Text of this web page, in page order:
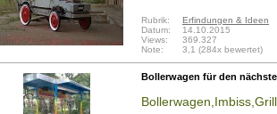
Rubrik:
Erfindungen & Ideen
Datum:
14.10.2015
Views:
369.327
Note:
3,1 (284x bewertet)
Bollerwagen für den